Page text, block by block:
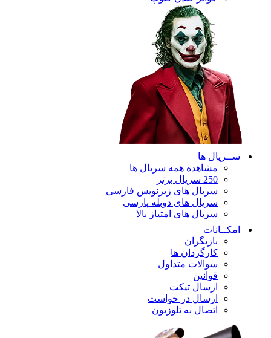
ها
مشاهده همه سریال ها
سریال های زیرنویس فارسی
سریال های دوبله پارسی
سریال های امتیاز بالا
کارگردان ها
سوالات متداول
ارسال تیکت
ارسال در خواست
اتصال به تلوزیون